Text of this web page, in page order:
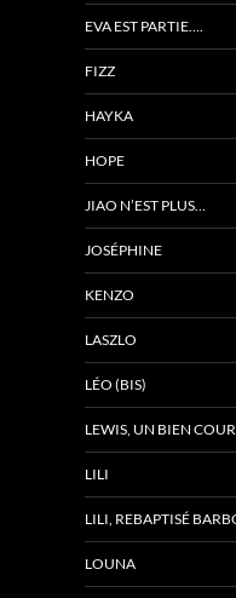
EVA EST PARTIE….
FIZZ
HAYKA
HOPE
JIAO N’EST PLUS…
JOSÉPHINE
KENZO
LASZLO
LÉO (BIS)
LEWIS, UN BIEN
LILI
LILI, REBAPTISÉ
LOUNA